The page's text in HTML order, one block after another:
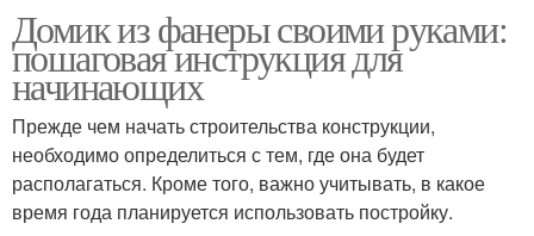
Домик из фанеры своими руками:
пошаговая инструкция для
начинающих
Прежде чем начать строительства конструкции,
необходимо определиться с тем, где она будет
располагаться. Кроме того, важно учитывать, в какое
время года планируется использовать постройку.